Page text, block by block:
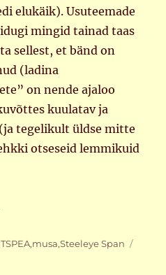
elukäik). Usuteemade
mingid tainad taas
sellest, et bänd on
(ladina
on nende ajaloo
kuulatav ja
tegelikult üldse mitte
otseseid lemmikuid
,musa,Steeleye Span